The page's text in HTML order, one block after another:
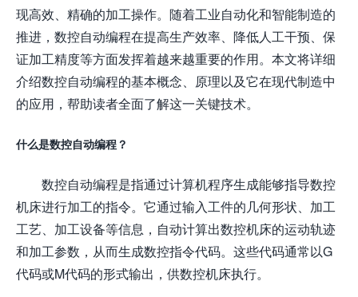
现高效、精确的加工操作。随着工业自动化和智能制造的
推进，数控自动编程在提高生产效率、降低人工干预、保
证加工精度等方面发挥着越来越重要的作用。本文将详细
介绍数控自动编程的基本概念、原理以及它在现代制造中
的应用，帮助读者全面了解这一关键技术。
什么是数控自动编程？
数控自动编程是指通过计算机程序生成能够指导数控
机床进行加工的指令。它通过输入工件的几何形状、加工
工艺、加工设备等信息，自动计算出数控机床的运动轨迹
和加工参数，从而生成数控指令代码。这些代码通常以G
代码或M代码的形式输出，供数控机床执行。